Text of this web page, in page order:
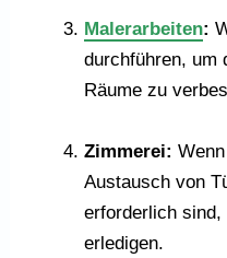
Malerarbeiten:
durchführen, um
Räume zu
Zimmerei:
Austausch von
erforderlich
erledigen.